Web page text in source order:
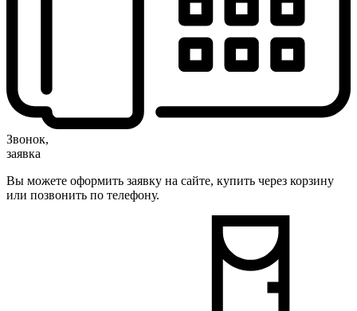
Звонок,
заявка
Вы можете оформить заявку на сайте, купить через корзину
или позвонить по телефону.